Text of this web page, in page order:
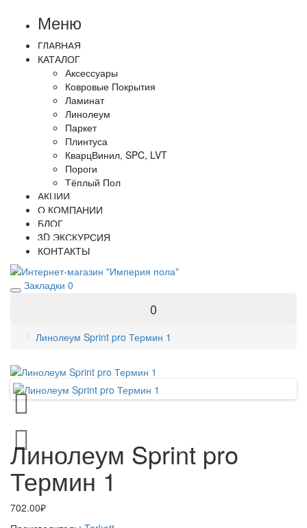
Меню
ГЛАВНАЯ
КАТАЛОГ
Аксессуары
Ковровые Покрытия
Ламинат
Линолеум
Паркет
Плинтуса
КварцВинил, SPC, LVT
Пороги
Тёплый Пол
АКЦИИ
О КОМПАНИИ
БЛОГ
3D ЭКСКУРСИЯ
КОНТАКТЫ
Закладки 0
0
Линолеум Sprint pro Термин 1
Линолеум Sprint pro
Термин 1
702.00₽